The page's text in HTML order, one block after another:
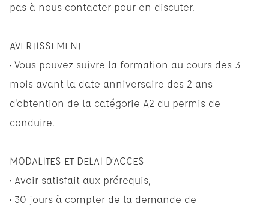
pas à nous contacter pour en discuter.
AVERTISSEMENT
• Vous pouvez suivre la formation au cours des 3
mois avant la date anniversaire des 2 ans
d'obtention de la catégorie A2 du permis de
conduire.
MODALITES ET DELAI D’ACCES
• Avoir satisfait aux prérequis,
• 30 jours à compter de la demande de